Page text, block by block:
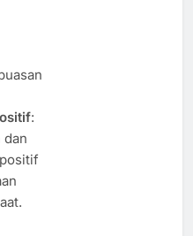
:
dan